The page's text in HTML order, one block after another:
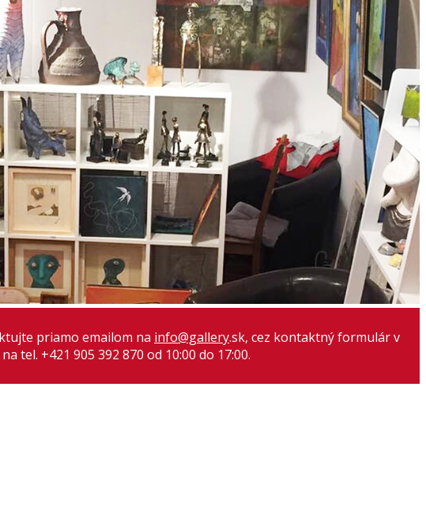
priamo emailom na info@gallery.sk, cez kontaktný formulár v
tel. +421 905 392 870 od 10:00 do 17:00.